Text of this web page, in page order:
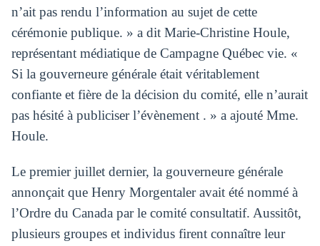
n’ait pas rendu l’information au sujet de cette
cérémonie publique. » a dit Marie-Christine Houle,
représentant médiatique de Campagne Québec vie. «
Si la gouverneure générale était véritablement
confiante et fière de la décision du comité, elle n’aurait
pas hésité à publiciser l’évènement . » a ajouté Mme.
Houle.
Le premier juillet dernier, la gouverneure générale
annonçait que Henry Morgentaler avait été nommé à
l’Ordre du Canada par le comité consultatif. Aussitôt,
plusieurs groupes et individus firent connaître leur